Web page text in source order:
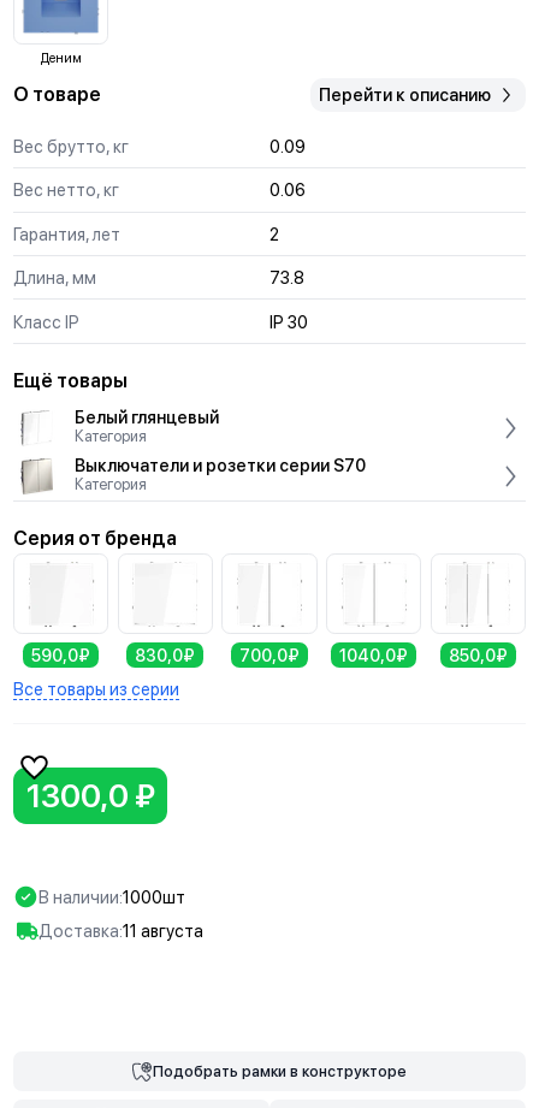
Деним
О товаре Перейти к описанию
Вес брутто, кг 0.09
Вес нетто, кг 0.06
Гарантия, лет 2
Длина, мм 73.8
Класс IP IP 30
Ещё товары
Белый глянцевый
Категория
Выключатели и розетки серии S70
Категория
Серия от бренда
590,0₽ 830,0₽ 700,0₽ 1040,0₽
850,0₽
Все товары из серии
1300,0 ₽
В наличии:1000шт
Доставка:11 августа
Подобрать рамкив конструкторе